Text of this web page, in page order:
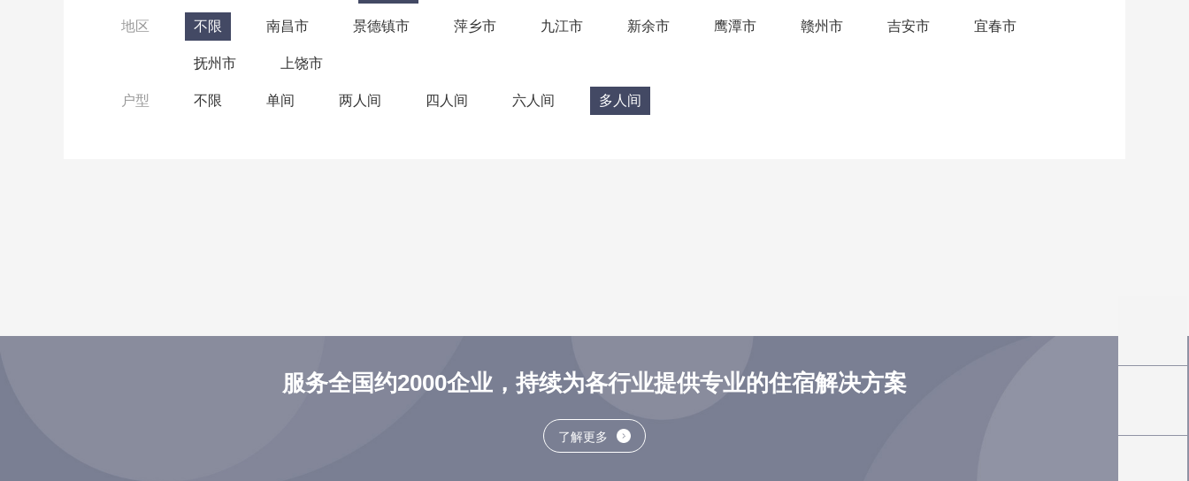
地区 不限 南昌市 景德镇市 萍乡市 九江市 新余市 鹰潭市 赣州市 吉安市 宜春市
抚州市 上饶市
户型 不限 单间 两人间 四人间 六人间 多人间
服务全国约2000企业，持续为各行业提供专业的住宿解决方案
了解更多